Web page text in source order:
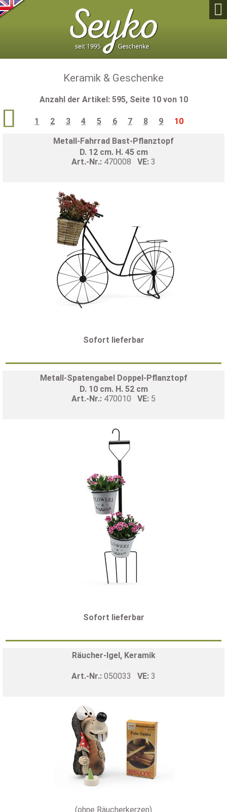

Keramik & Geschenke
Anzahl der Artikel: 595, Seite 10 von 10
1 2 3 4 5 6 7 8 9 10

Metall-Fahrrad Bast-Pflanztopf
D. 12 cm. H. 45 cm
Art.-Nr.: 470008 VE: 3
Sofort lieferbar
Metall-Spatengabel Doppel-Pflanztopf
D. 10 cm. H. 52 cm
Art.-Nr.: 470010 VE: 5
Sofort lieferbar
Räucher-Igel, Keramik
Art.-Nr.: 050033 VE: 3
(ohne Räucherkerzen)